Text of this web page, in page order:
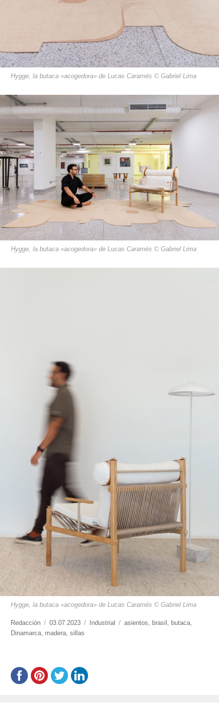
Hygge, la butaca «acogedora» de Lucas Caramés © Gabriel Lima
Hygge, la butaca «acogedora» de Lucas Caramés © Gabriel Lima
Hygge, la butaca «acogedora» de Lucas Caramés © Gabriel Lima
https://www.experimenta.es/author/redaccion/
Redacción
Publicado
el
03.07.2023 Categorías
Industrial Etiquetas
asientos, brasil , butaca,
Dinamarca, madera,sillas